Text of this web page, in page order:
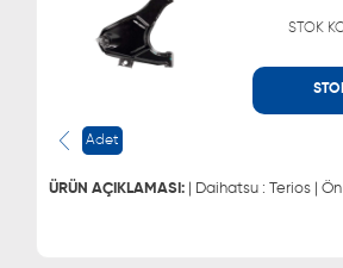
fiyatlara satın alabilirsiniz.
STOK
Adet
ÜRÜN AÇIKLAMASI: | Daihatsu : Terios |
0543 329 21 55